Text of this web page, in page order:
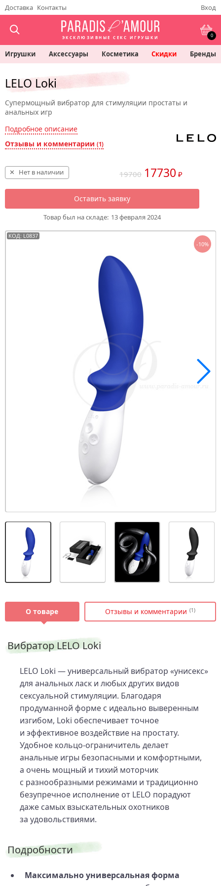
Доставка Контакты Вход
ЭКСКЛЮЗИВНЫЕ СЕКС ИГРУШКИ 0
Игрушки Аксессуары Косметика Скидки Бренды
LELO Loki
Супермощный вибратор для стимуляции простаты и
анальных игр
Подробное описание
Отзывы и комментарии (1)
19700 17730 ₽
Нет в наличии
Оставить заявку
Товар был на складе: 13 февраля 2024
КОД: L0837
-10%
О товаре Отзывы и комментарии (1)
Вибратор LELO Loki
LELO Loki — универсальный вибратор «унисекс»
для анальных ласк и любых других видов
сексуальной стимуляции. Благодаря
продуманной форме с идеально выверенным
изгибом, Loki обеспечивает точное
и эффективное воздействие на простату.
Удобное кольцо-ограничитель делает
анальные игры безопасными и комфортными,
а очень мощный и тихий моторчик
с разнообразными режимами и традиционно
безупречное исполнение от LELO порадуют
даже самых взыскательных охотников
за удовольствиями.
Подробности
Максимально универсальная форма